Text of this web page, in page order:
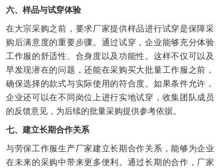
六、样品与试穿体验
在大宗采购之前，要求厂家提供样品进行试穿是保障采
购后满意度的重要步骤。通过试穿，企业能够充分体验
工作服的舒适性、合身度以及功能性。这样不仅可以及
早发现潜在的问题，还能在采购买大批量工作服之前，
确保选择的款式与实际使用的符合度。如果条件允许，
企业还可以在不同岗位上进行实地试穿，收集团队成员
的反馈意见，为后续的批量采购提供参考依据。
七、建立长期合作关系
与劳保工作服生产厂家建立长期合作关系，能够为企业
在未来的采购中带来更多便利。通过长期的合作，厂家